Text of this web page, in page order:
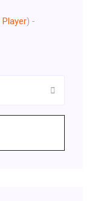
Player) -